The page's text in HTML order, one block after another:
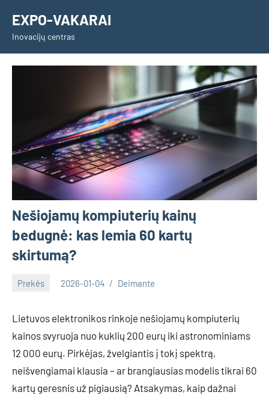
content
EXPO-VAKARAI
Inovacijų centras
Nešiojamų kompiuterių kainų
bedugnė: kas lemia 60 kartų
skirtumą?
Prekės 2026-01-04 Deimante
Lietuvos elektronikos rinkoje nešiojamų kompiuterių
kainos svyruoja nuo kuklių 200 eurų iki astronominiams
12 000 eurų. Pirkėjas, žvelgiantis į tokį spektrą,
neišvengiamai klausia – ar brangiausias modelis tikrai 60
kartų geresnis už pigiausią? Atsakymas, kaip dažnai